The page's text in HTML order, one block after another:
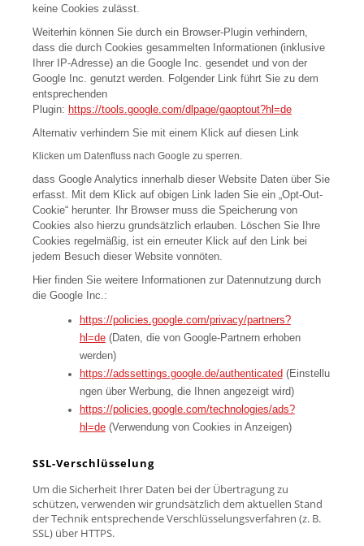
keine Cookies zulässt.
Weiterhin können Sie durch ein Browser-Plugin verhindern,
dass die durch Cookies gesammelten Informationen (inklusive
Ihrer IP-Adresse) an die Google Inc. gesendet und von der
Google Inc. genutzt werden. Folgender Link führt Sie zu dem
entsprechenden
Plugin: https://tools.google.com/dlpage/gaoptout?hl=de
Alternativ verhindern Sie mit einem Klick auf diesen Link
Klicken um Datenfluss nach Google zu sperren.
dass Google Analytics innerhalb dieser Website Daten über Sie
erfasst. Mit dem Klick auf obigen Link laden Sie ein „Opt-Out-
Cookie“ herunter. Ihr Browser muss die Speicherung von
Cookies also hierzu grundsätzlich erlauben. Löschen Sie Ihre
Cookies regelmäßig, ist ein erneuter Klick auf den Link bei
jedem Besuch dieser Website vonnöten.
Hier finden Sie weitere Informationen zur Datennutzung durch
die Google Inc.:
https://policies.google.com/privacy/partners?
hl=de(Daten, die von Google-Partnern erhoben
werden)
https://adssettings.google.de/authenticated(Einstellu
ngen über Werbung, die Ihnen angezeigt wird)
https://policies.google.com/technologies/ads?
hl=de(Verwendung von Cookies in Anzeigen)
SSL-Verschlüsselung
Um die Sicherheit Ihrer Daten bei der Übertragung zu
schützen, verwenden wir grundsätzlich dem aktuellen Stand
der Technik entsprechende Verschlüsselungsverfahren (z. B.
SSL) über HTTPS.